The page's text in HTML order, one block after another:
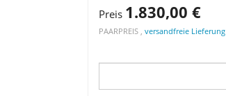
Preis 1.830,00 €
PAARPREIS , versandfreie Lieferung